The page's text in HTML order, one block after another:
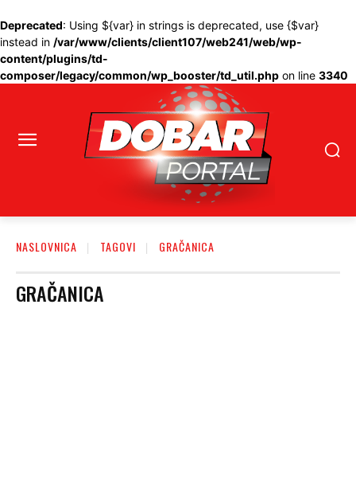
Deprecated: Using ${var} in strings is deprecated, use {$var}
instead in /var/www/clients/client107/web241/web/wp-
content/plugins/td-
composer/legacy/common/wp_booster/td_util.php on line 3340
NASLOVNICA TAGOVI GRAČANICA
GRAČANICA